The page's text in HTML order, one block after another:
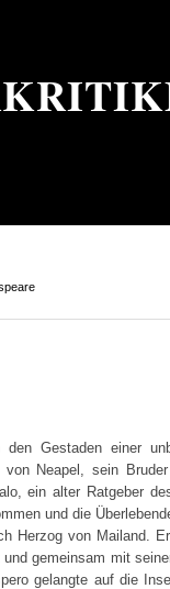
Gestaden einer
Neapel, sein
ein alter Ratgeber
und die
Herzog von Mailand.
gemeinsam mit
gelangte auf die